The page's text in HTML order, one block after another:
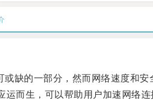
的一部分，然而网络速度和安
生，可以帮助用户加速网络连